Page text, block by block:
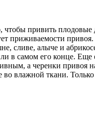
привить плодовые
приживаемости
сливе, алыче и
в самом его конце.
а черенки привоя
влажной ткани.